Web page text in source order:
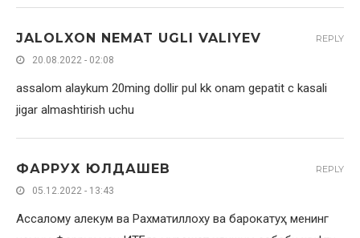
JALOLXON NEMAT UGLI VALIYEV
20.08.2022 - 02:08
assalom alaykum 20ming dollir pul kk onam gepatit c kasali
jigar almashtirish uchu
REPLY
ФАРРУХ ЮЛДАШЕВ
05.12.2022 - 13:43
Ассалому алекум ва Рахматиллоху ва барокатуҳ менинг
REPLY